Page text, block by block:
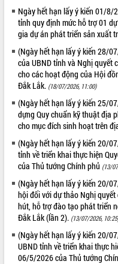
Rà soát, hoàn thiện hệ thống thiết
văn hóa, thể thao đáp ứng yêu cầu
phát triển mới
Thường trực HĐND tỉnh Đắk Lắk gặp
mặt Đoàn chuyên gia y tế TP. Hồ
Minh
Lễ truy điệu và an táng hài cốt liệt sĩ
tại Nghĩa trang Liệt sĩ xã Sơn Hòa
Bàn giải pháp tháo gỡ khó khăn
xuất khẩu sầu riêng và triển khai
Thứ trưởng Bộ Nông nghiệp và Môi
trường Nguyễn Hoàng Hiệp khảo
vùng trồng và doanh nghiệp đóng gói
sầu riêng tại Đắk Lắk
Trình diễn nghệ thuật chế biến các
món ăn từ sầu riêng
Đắk Lắk công bố Quy hoạch và xúc
tiến đầu tư tỉnh
Ngành cá ngừ Đắk Lắk chủ động
THỐNG KÊ TRUY CẬP
Hôm nay:
19698
Tất cả: 66105366
Ngày hết hạn lấy ý kiến 01/8/
tỉnh quy định mức hỗ trợ 01
gia dự án phát triển sản xuất
(Ngày hết hạn lấy ý kiến 28/
của UBND tỉnh và Nghị quyết
cho các hoạt động của Hội
Đắk Lắk. (18/07/2026, 11:00)
(Ngày hết hạn lấy ý kiến 25/
dựng Quy chuẩn kỹ thuật địa
cho mục đích sinh hoạt trên
(Ngày hết hạn lấy ý kiến 20/
tỉnh về triển khai thực hiện
của Thủ tướng Chính phủ (13/
(Ngày hết hạn lấy ý kiến 20/
hội đối với dự thảo Nghị
hút, hỗ trợ đào tạo phát triển
Đắk Lắk (lần 2). (13/07/2026,
(Ngày hết hạn lấy ý kiến 20/
UBND tỉnh về triển khai thực
06/5/2026 của Thủ tướng